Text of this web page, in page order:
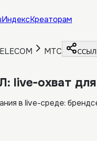
ИндексКреаторам
МТС
live-охват
в live-среде: